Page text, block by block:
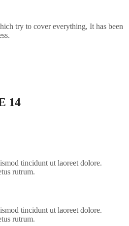
try to cover everything, It has been
14
tincidunt ut laoreet dolore.
rutrum.
tincidunt ut laoreet dolore.
rutrum.